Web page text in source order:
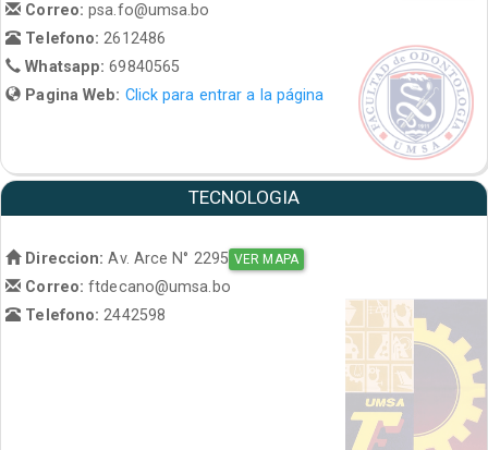
Correo:psa.fo@umsa.bo
Telefono:2612486
Whatsapp:69840565
Pagina Web: Click para entrar a la página
TECNOLOGIA
Direccion: Av. Arce N° 2295 VER MAPA
Correo:ftdecano@umsa.bo
Telefono: 2442598